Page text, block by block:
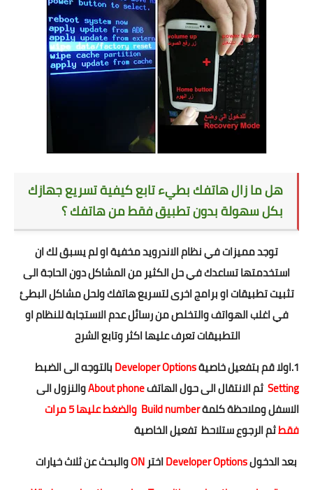
هل ما زال هاتفك بطيء تابع كيفية تسريع جهازك
بكل سهولة بدون تطبيق فقط من هاتفك ؟
توجد مميزات في نظام الاندرويد مخفية او لم يسبق لك ان
استخدمتها تساعدك في حل الكثير من المشاكل دون الحاجة الى
تثبيت تطبيقات او برامج اخرى لتسريع هاتفك ولحل مشاكل البطئ
في اغلب الهواتف والتخلص من رسائل عدم الاستجابة للنظام او
التطبيقات تعرف عليها اكثر وتابع الشرح
1.اولا قم بتفعيل خاصية
Developer Optionsبالتوجه الى الضبط
Setting ثم الانتقال الى حول الهاتفAbout phoneوالنزول الى
الاسفل وملاحظة كلمةBuild number
والضغط عليها 5 مرات
فقطثم الرجوع ستلاحظ تفعيل الخاصية
بعد الدخولDeveloper Optionsاختر
والبحث عن ثلاث خيارات